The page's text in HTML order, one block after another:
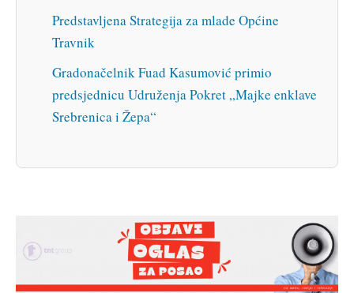
Predstavljena Strategija za mlade Općine
Travnik
Gradonačelnik Fuad Kasumović primio
predsjednicu Udruženja Pokret „Majke enklave
Srebrenica i Žepa“